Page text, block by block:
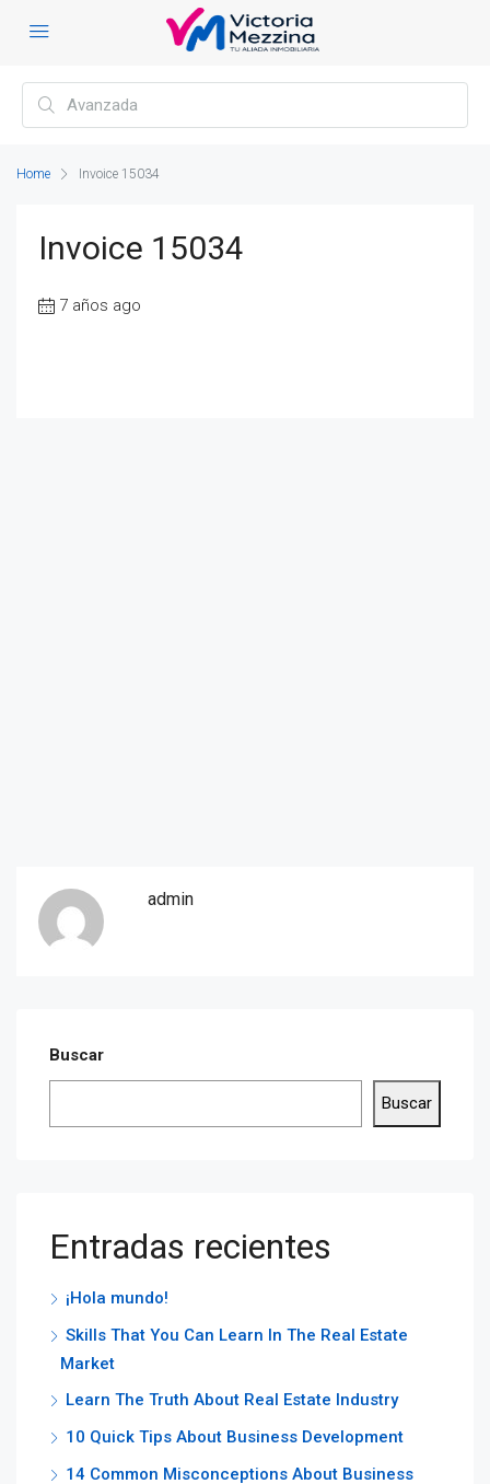
Home Invoice 15034
Invoice 15034
7 años ago
admin
Buscar
Buscar
Entradas recientes
¡Hola mundo!
Skills That You Can Learn In The Real Estate
Market
Learn The Truth About Real Estate Industry
10 Quick Tips About Business Development
14 Common Misconceptions About Business